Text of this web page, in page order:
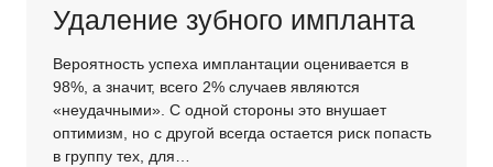
Удаление зубного импланта
Вероятность успеха имплантации оценивается в
98%, а значит, всего 2% случаев являются
«неудачными». С одной стороны это внушает
оптимизм, но с другой всегда остается риск попасть
в группу тех, для…